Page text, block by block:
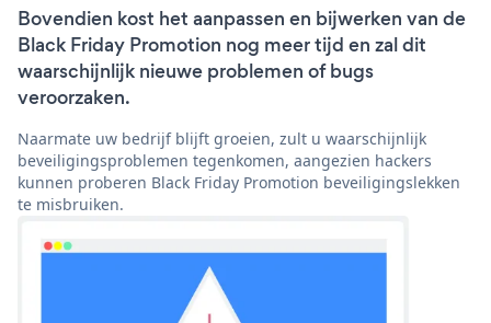
Bovendien kost het aanpassen en bijwerken van de
Black Friday Promotion nog meer tijd en zal dit
waarschijnlijk nieuwe problemen of bugs
veroorzaken.
Naarmate uw bedrijf blijft groeien, zult u waarschijnlijk
beveiligingsproblemen tegenkomen, aangezien hackers
kunnen proberen Black Friday Promotion beveiligingslekken
te misbruiken.